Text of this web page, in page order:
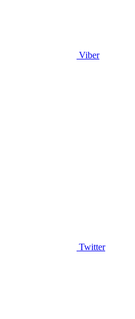
Viber
Twitter